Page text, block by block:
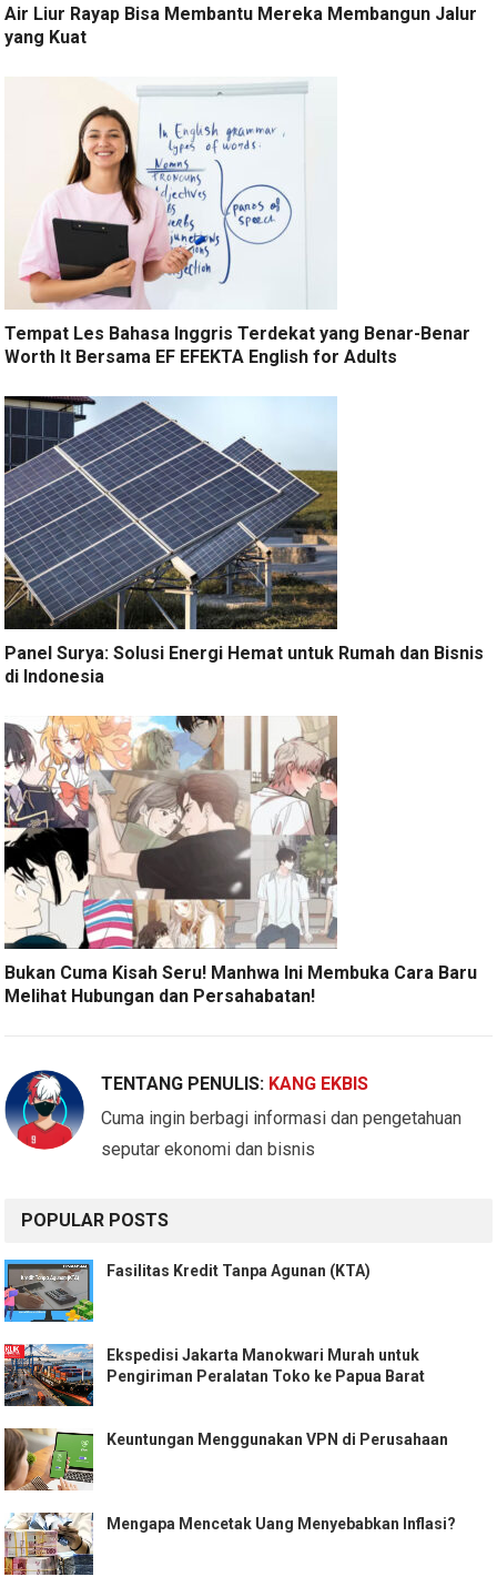
Air Liur Rayap Bisa Membantu Mereka Membangun Jalur
yang Kuat
Tempat Les Bahasa Inggris Terdekat yang Benar-Benar
Worth It Bersama EF EFEKTA English for Adults
Panel Surya: Solusi Energi Hemat untuk Rumah dan Bisnis
di Indonesia
Bukan Cuma Kisah Seru! Manhwa Ini Membuka Cara Baru
Melihat Hubungan dan Persahabatan!
TENTANG PENULIS: KANG EKBIS
Cuma ingin berbagi informasi dan pengetahuan
seputar ekonomi dan bisnis
POPULAR POSTS
Fasilitas Kredit Tanpa Agunan (KTA)
Ekspedisi Jakarta Manokwari Murah untuk
Pengiriman Peralatan Toko ke Papua Barat
Keuntungan Menggunakan VPN di Perusahaan
Mengapa Mencetak Uang Menyebabkan Inflasi?